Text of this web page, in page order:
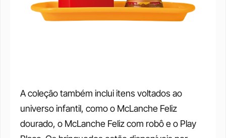
A coleção também inclui itens voltados ao
universo infantil, como o McLanche Feliz
dourado, o McLanche Feliz com robô e o Play